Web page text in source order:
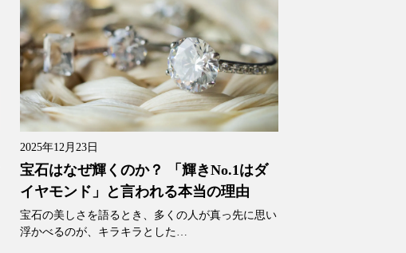
2025年12月23日
宝石はなぜ輝くのか？ 「輝きNo.1はダ
イヤモンド」と言われる本当の理由
宝石の美しさを語るとき、多くの人が真っ先に思い
浮かべるのが、キラキラとした…